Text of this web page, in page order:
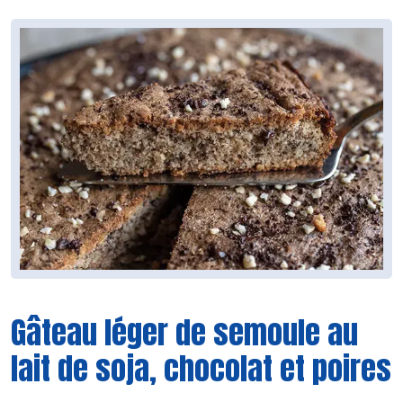
Gâteau léger de semoule au
lait de soja, chocolat et poires